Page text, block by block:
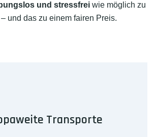
und stressfrei wie möglich zu
und das zu einem fairen Preis.
Transporte